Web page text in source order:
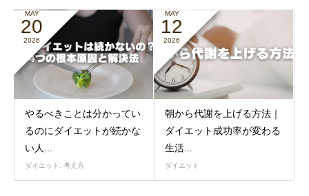
MAY
20
2026
やるべきことは分かってい
るのにダイエットが続かな
い人...
ダイエット , 考え方
MAY
12
2026
朝から代謝を上げる方法｜
ダイエット成功率が変わる
生活...
ダイエット